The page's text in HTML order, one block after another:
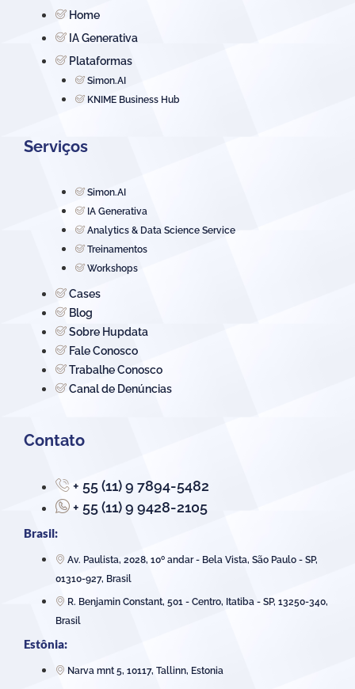
Home
IA Generativa
Plataformas
Simon.AI
KNIME Business Hub
Serviços
Simon.AI
IA Generativa
Analytics & Data Science Service
Treinamentos
Workshops
Cases
Blog
Sobre Hupdata
Fale Conosco
Trabalhe Conosco
Canal de Denúncias
Contato
+ 55 (11) 9 7894-5482
+ 55 (11) 9 9428-2105
Brasil:
Av. Paulista, 2028, 10º andar - Bela Vista, São Paulo - SP,
01310-927, Brasil
R. Benjamin Constant, 501 - Centro, Itatiba - SP, 13250-340,
Brasil
Estônia:
Narva mnt 5, 10117, Tallinn, Estonia